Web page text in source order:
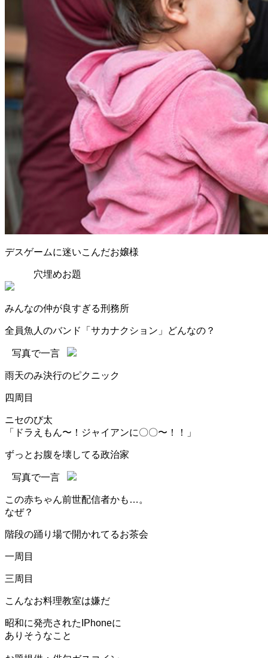
デスゲームに迷いこんだお嬢様
穴埋めお題
みんなの仲が良すぎる刑務所
全員魚人のバンド「サカナクション」どんなの？
写真で一言
雨天のみ決行のピクニック
四周目
ニセのび太
「ドラえもん〜！ジャイアンに〇〇〜！！」
ずっとお腹を壊してる政治家
写真で一言
この赤ちゃん前世配信者かも…。
なぜ？
階段の踊り場で開かれてるお茶会
一周目
三周目
こんなお料理教室は嫌だ
昭和に発売されたIPhoneに
ありそうなこと